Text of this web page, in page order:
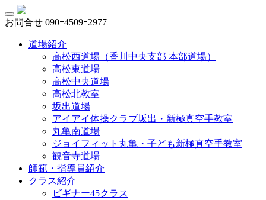
お問合せ 090ｰ4509ｰ2977
道場紹介
高松西道場（香川中央支部 本部道場）
高松東道場
高松中央道場
高松北教室
坂出道場
アイアイ体操クラブ坂出・新極真空手教室
丸亀南道場
ジョイフィット丸亀・子ども新極真空手教室
観音寺道場
師範・指導員紹介
クラス紹介
ビギナー45クラス